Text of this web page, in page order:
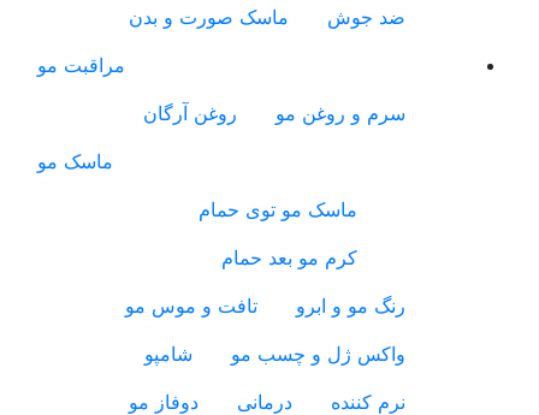
ضد جوش
ماسک صورت و بدن
مراقبت مو
سرم و روغن مو
روغن آرگان
ماسک مو
ماسک مو توی حمام
کرم مو بعد حمام
رنگ مو و ابرو
تافت و موس مو
واکس ژل و چسب مو
شامپو
نرم کننده
درمانی
دوفاز مو